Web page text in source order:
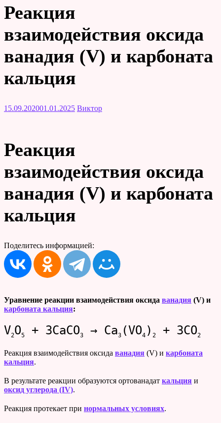
Реакция
взаимодействия оксида
ванадия (V) и карбоната
кальция
15.09.202001.01.2025 Виктор
Реакция
взаимодействия оксида
ванадия (V) и карбоната
кальция
Поделитесь информацией:
Уравнение реакции взаимодействия оксида ванадия (V) и
карбоната кальция:
V2O5 + 3CaCO3 → Ca3 (VO4 ) 2 + 3CO2
Реакция взаимодействия оксида ванадия (V) и карбоната
кальция.
В результате реакции образуются ортованадат кальция и
оксид углерода (IV).
Реакция протекает при нормальных условиях.